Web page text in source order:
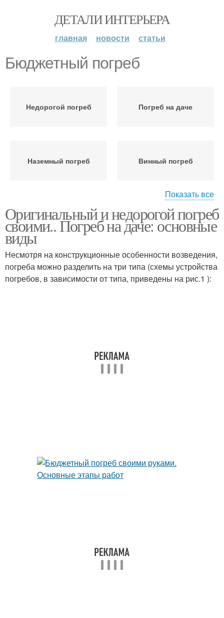
ДЕТАЛИ ИНТЕРЬЕРА
главная новости статьи
Бюджетный погреб
Недорогой погреб Погреб на даче
Наземный погреб Винный погреб
Пристенный погреб Погреб из пластика
Земляной погреб Чертежи для погреба
Показать все
Оригинальный и недорогой погреб
своими.. Погреб на даче: основные
виды
Несмотря на конструкционные особенности возведения,
погреба можно разделить на три типа (схемы устройства
погребов, в зависимости от типа, приведены на рис.1 ):